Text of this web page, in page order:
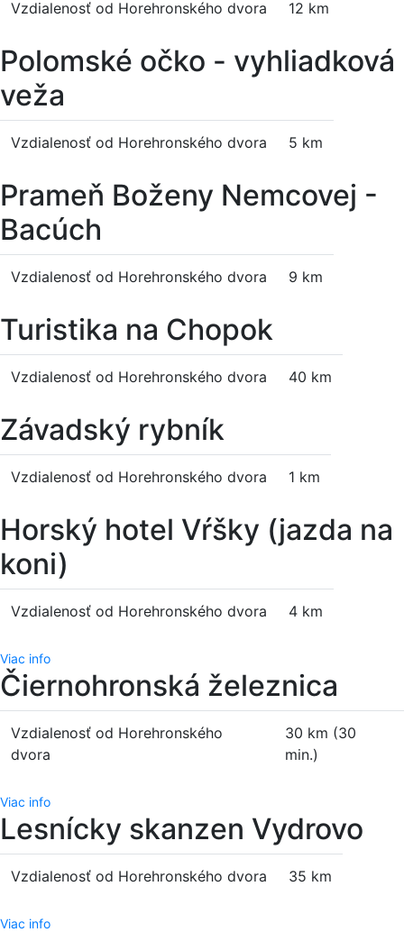
Vzdialenosť od Horehronského dvora 12 km
Polomské očko - vyhliadková
veža
Vzdialenosť od Horehronského dvora 5 km
Prameň Boženy Nemcovej -
Bacúch
Vzdialenosť od Horehronského dvora 9 km
Turistika na Chopok
Vzdialenosť od Horehronského dvora 40 km
Závadský rybník
Vzdialenosť od Horehronského dvora 1 km
Horský hotel Vŕšky (jazda na
koni)
Vzdialenosť od Horehronského dvora 4 km
Viac info
Čiernohronská železnica
Vzdialenosť od Horehronského
dvora
30 km (30
min.)
Viac info
Lesnícky skanzen Vydrovo
Vzdialenosť od Horehronského dvora 35 km
Viac info